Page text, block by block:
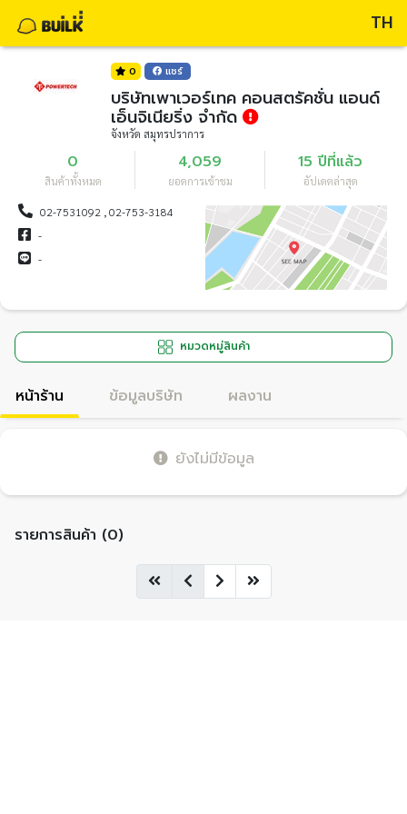
TH
0 แชร์
บริษัทเพาเวอร์เทค คอนสตรัคชั่น แอนด์
เอ็นจิเนียริ่ง จำกัด
จังหวัด สมุทรปราการ
0
สินค้าทั้งหมด
4,059
ยอดการเข้าชม
15 ปีที่แล้ว
อัปเดตล่าสุด
02-7531092 , 02-753-3184
-
-
หมวดหมู่สินค้า
หน้าร้าน ข้อมูลบริษัท ผลงาน
ยังไม่มีข้อมูล
รายการสินค้า (0)